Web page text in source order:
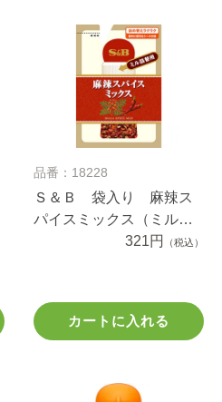
品番：18228
Ｓ＆Ｂ 袋入り 麻辣ス
パイスミックス（ミル詰
め替え用） ５.６ｇ
321円 （税込）
カートに入れる